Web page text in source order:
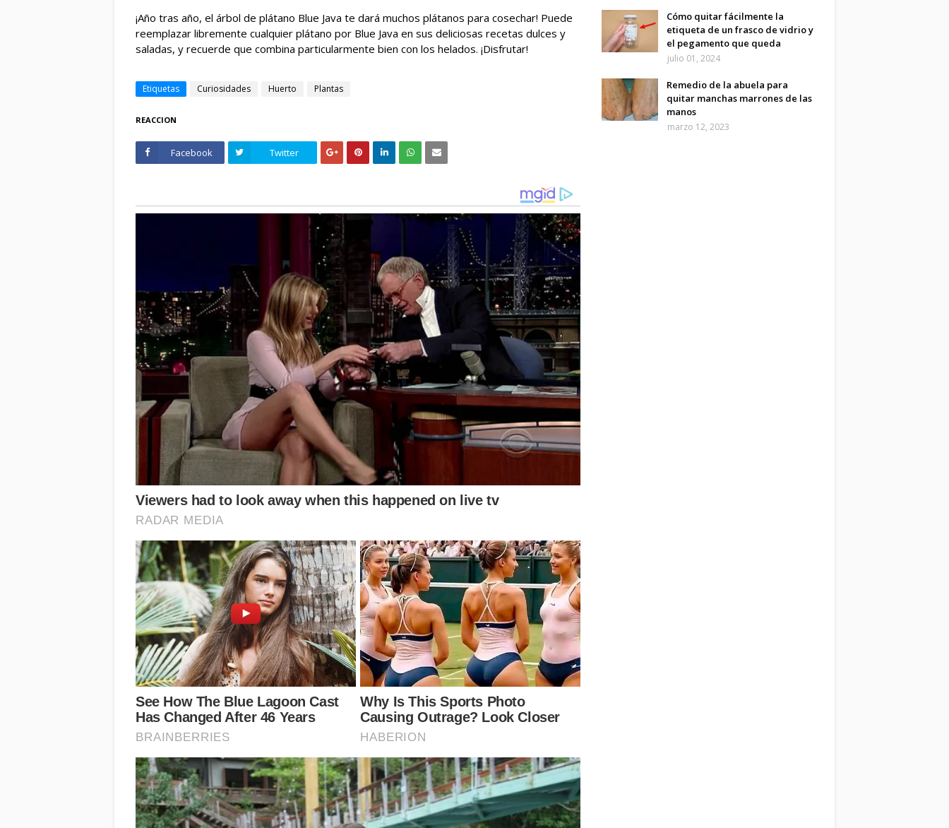
¡Año tras año, el árbol de plátano Blue Java te dará muchos plátanos para cosechar! Puede
reemplazar libremente cualquier plátano por Blue Java en sus deliciosas recetas dulces y
saladas, y recuerde que combina particularmente bien con los helados. ¡Disfrutar!
Etiquetas Curiosidades Huerto Plantas
REACCION
Facebook Twitter
Cómo quitar fácilmente la
etiqueta de un frasco de vidrio y
el pegamento que queda
julio 01, 2024
Remedio de la abuela para
quitar manchas marrones de las
manos
marzo 12, 2023